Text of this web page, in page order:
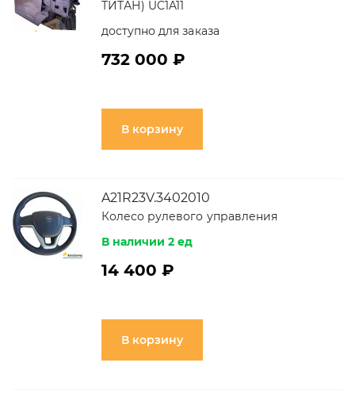
ТИТАН) UC1A11
доступно для заказа
732 000 ₽
В корзину
A21R23V.3402010
Колесо рулевого управления
В наличии 2 ед
14 400 ₽
В корзину